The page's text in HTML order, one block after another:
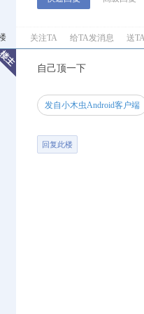
关注TA 给TA发消息 送
自己顶一下
发自小木虫Android客户端
回复此楼